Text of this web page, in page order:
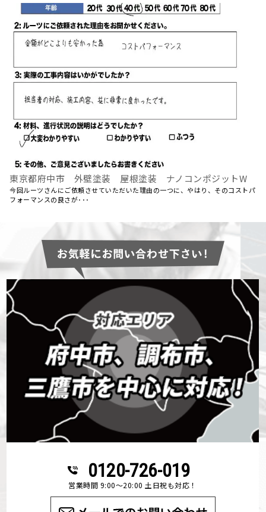
東京都府中市 外壁塗装 屋根塗装 ナノコンポジットW
今回ルーツさんにご依頼させていただいた理由の一つに、やはり、そのコストパ
フォーマンスの良さが･･･
0120-726-019
営業時間 9:00～20:00 土日祝も対応！